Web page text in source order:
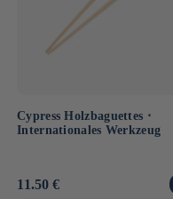
Cypress Holzbaguettes ⋅
Internationales Werkzeug
Normaler
11.50 €